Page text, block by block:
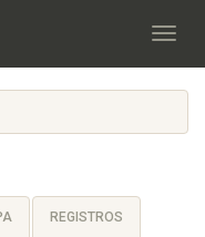
REGISTROS